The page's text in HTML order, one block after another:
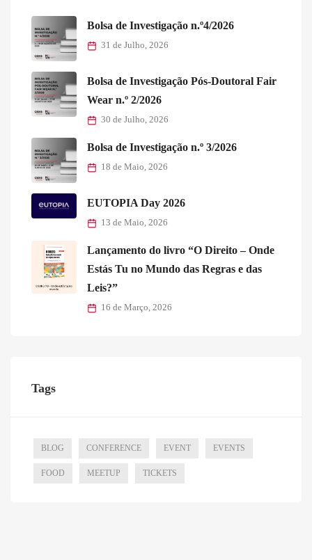
Bolsa de Investigação n.º4/2026
31 de Julho, 2026
Bolsa de Investigação Pós-Doutoral Fair
Wear n.º 2/2026
30 de Julho, 2026
Bolsa de Investigação n.º 3/2026
18 de Maio, 2026
EUTOPIA Day 2026
13 de Maio, 2026
Lançamento do livro “O Direito – Onde
Estás Tu no Mundo das Regras e das
Leis?”
16 de Março, 2026
Tags
BLOG CONFERENCE EVENT EVENTS
FOOD MEETUP TICKETS